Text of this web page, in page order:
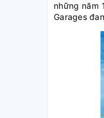
những năm
Garages